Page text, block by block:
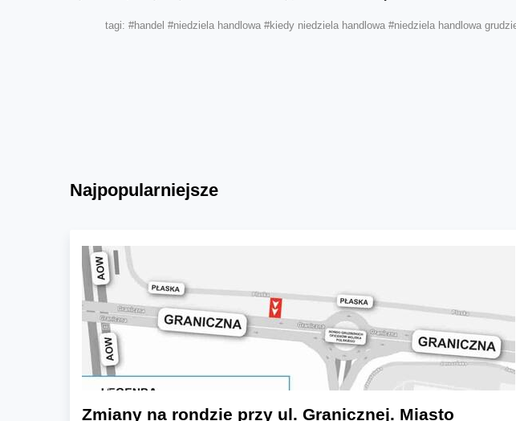
tagi: #handel #niedziela handlowa #kiedy niedziela handlowa #niedziela handlowa
Najpopularniejsze
Zmiany na rondzie przy ul. Granicznej. Miasto